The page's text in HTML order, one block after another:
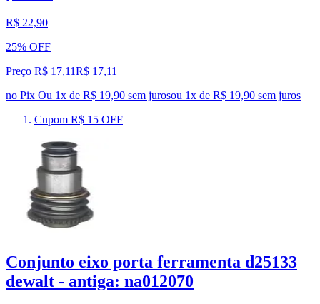
R$ 22,90
25% OFF
Preço R$ 17,11R$ 17,11
no Pix Ou 1x de R$ 19,90 sem jurosou 1x de R$ 19,90 sem juros
Cupom R$ 15 OFF
Conjunto eixo porta ferramenta d25133
dewalt - antiga: na012070